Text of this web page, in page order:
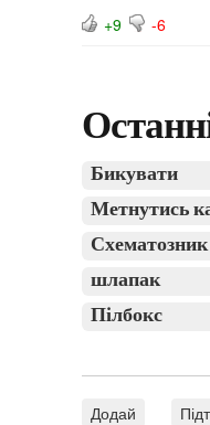
+9 -6
Бикувати
Метнутись
Схематозник
шлапак
Пілбокс
Додай